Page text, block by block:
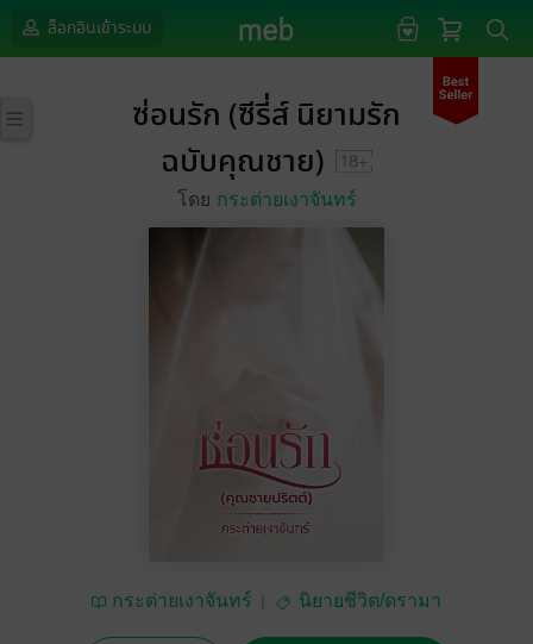
ล็อกอินเข้าระบบ
ซ่อนรัก (ซีรี่ส์ นิยามรัก
ฉบับคุณชาย)
โดย กระต่ายเงาจันทร์
กระต่ายเงาจันทร์ นิยายชีวิต/ดรามา